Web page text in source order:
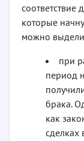
соответствие
которые
можно
при
период
брака.
как
сделках